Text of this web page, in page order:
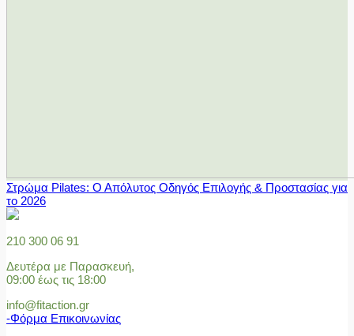
Στρώμα Pilates: Ο Απόλυτος Οδηγός Επιλογής & Προστασίας για
το 2026
210 300 06 91
Δευτέρα με Παρασκευή,
09:00 έως τις 18:00
info@fitaction.gr
-Φόρμα Επικοινωνίας